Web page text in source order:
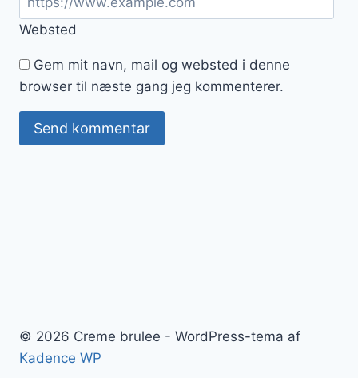
Websted
Gem mit navn, mail og websted i denne
browser til næste gang jeg kommenterer.
© 2026 Creme brulee - WordPress-tema af
Kadence WP